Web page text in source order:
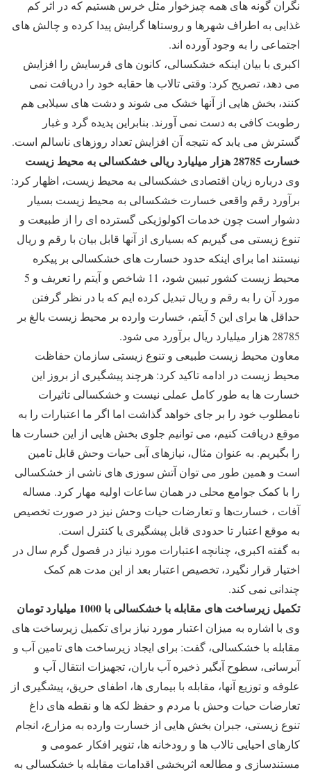
نگران گونه های همه چیزخوار مثل خرس هستیم که در اثر کم
غذایی به اطراف شهرها و روستاها گرایش پیدا کرده و چالش های
اجتماعی را به وجود آورده اند.
اکبری با بیان اینکه خشکسالی، کانون های فرسایش را افزایش
می دهد، تصریح کرد: وقتی تالاب ها حقابه خود را دریافت نمی
کنند، بخش هایی از آنها خشک می شوند و دشت های سیلابی هم
رطوبت کافی به دست نمی آورند. بنابراین پدیده گرد و غبار
گسترش می یابد که نتیجه آن افزایش تعداد روزهای ناسالم است.
خسارت 28785 هزار میلیارد ریالی خشکسالی به محیط زیست
وی درباره زیان اقتصادی خشکسالی به محیط زیست، اظهار کرد:
برآورد رقم واقعی خسارت خشکسالی به محیط زیست بسیار
دشوار است چون خدمات اکولوژیکی گسترده ای را از طبیعت و
تنوع زیستی می گیریم که بسیاری از آنها قابل بیان با رقم و ریال
نیستند اما برای اینکه حدود خسارت های خشکسالی بر پیکره
محیط زیست کشور تبیین شود، 11 شاخص و آیتم را تعریف و 5
مورد آن را به رقم و ریال تبدیل کرده ایم که با در نظر گرفتن
حداقل ها برای این 5 آیتم، خسارت وارده بر محیط زیست بالغ بر
28785 هزار میلیارد ریال برآورد می شود.
معاون محیط زیست طبیعی و تنوع زیستی سازمان حفاظت
محیط زیست در ادامه تاکید کرد: هرچند پیشگیری از بروز این
خسارت ها به طور کامل عملی نیست و خشکسالی تاثیرات
نامطلوب خود را بر جای خواهد گذاشت اما اگر ما اعتبارات را به
موقع دریافت کنیم، می توانیم جلوی بخش هایی از این خسارت ها
را بگیریم. به عنوان مثال، نیازهای آبی حیات وحش قابل تامین
است و همین طور می توان آتش سوزی های ناشی از خشکسالی
را با کمک جوامع محلی در همان ساعات اولیه مهار کرد. مساله
آفات ، خسارت‌ها و تعارضات حیات وحش نیز در صورت تخصیص
به موقع اعتبار تا حدودی قابل پیشگیری یا کنترل است.
به گفته اکبری، چنانچه اعتبارات مورد نیاز در فصول گرم سال در
اختیار قرار نگیرد، تخصیص اعتبار بعد از این مدت هم کمک
چندانی نمی کند.
تکمیل زیرساخت های مقابله با خشکسالی با 1000 میلیارد تومان
وی با اشاره به میزان اعتبار مورد نیاز برای تکمیل زیرساخت های
مقابله با خشکسالی، گفت: برای ایجاد زیرساخت های تامین آب و
آبرسانی، سطوح آبگیر ذخیره آب باران، تجهیزات انتقال آب و
علوفه و توزیع آنها، مقابله با بیماری ها، اطفای حریق، پیشگیری از
تعارضات حیات وحش با مردم و حفظ لکه ها و نقطه های داغ
تنوع زیستی، جبران بخش هایی از خسارت وارده به مزارع، انجام
کارهای احیایی تالاب ها و رودخانه ها، تنویر افکار عمومی و
مستندسازی و مطالعه اثربخشی اقدامات مقابله با خشکسالی به